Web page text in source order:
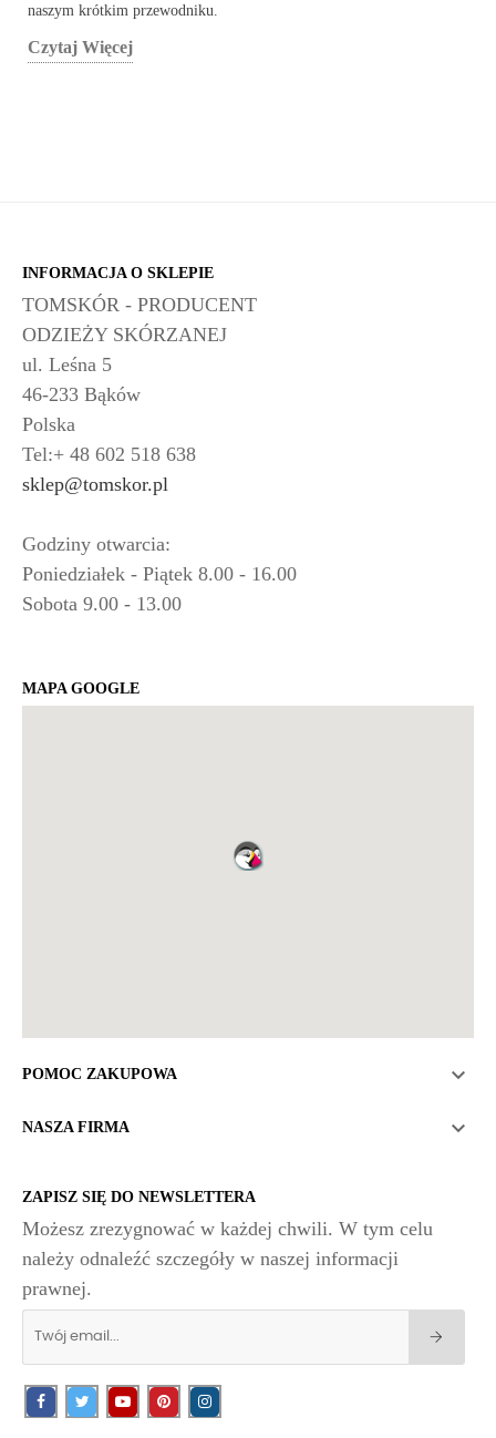
naszym krótkim przewodniku.
Czytaj Więcej
INFORMACJA O SKLEPIE
TOMSKÓR - PRODUCENT
ODZIEŻY SKÓRZANEJ
ul. Leśna 5
46-233 Bąków
Polska
Tel:+ 48 602 518 638
sklep@tomskor.pl
Godziny otwarcia:
Poniedziałek - Piątek 8.00 - 16.00
Sobota 9.00 - 13.00
MAPA GOOGLE
POMOC ZAKUPOWA 
NASZA FIRMA 
ZAPISZ SIĘ DO NEWSLETTERA
Możesz zrezygnować w każdej chwili. W tym celu
należy odnaleźć szczegóły w naszej informacji
prawnej.